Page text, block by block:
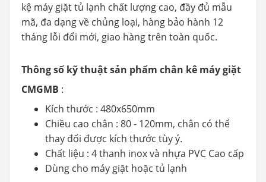
kệ máy giặt tủ lạnh chất lượng cao, đầy đủ mẫu
mã, đa dạng về chủng loại, hàng bảo hành 12
tháng lỗi đổi mới, giao hàng trên toàn quốc.
Thông số kỹ thuật sản phẩm chân kê máy giặt
CMGMB :
Kích thước : 480x650mm
Chiều cao chân : 80 - 120mm, chân có thể
thay đổi được kích thước tùy ý.
Chất liệu : 4 thanh inox và nhựa PVC Cao cấp
Dùng cho máy giặt hoặc tủ lạnh